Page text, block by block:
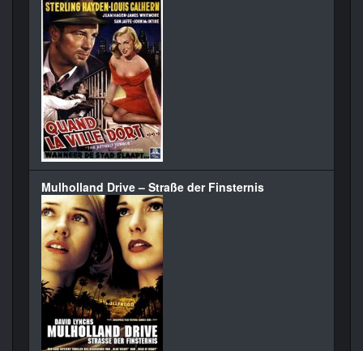
Mulholland Drive – Straße der Finsternis